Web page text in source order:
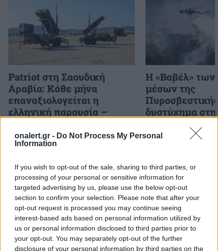
onalert.gr - Do Not Process My Personal
Information
If you wish to opt-out of the sale, sharing to third parties, or
processing of your personal or sensitive information for
targeted advertising by us, please use the below opt-out
section to confirm your selection. Please note that after your
opt-out request is processed you may continue seeing
interest-based ads based on personal information utilized by
us or personal information disclosed to third parties prior to
your opt-out. You may separately opt-out of the further
disclosure of your personal information by third parties on the
Patriot στη Σαουδική
Αραβία: Κάθε μήνα
επαναξιολογείται η
ελληνική παρουσία –
Ριάντ
H «Βαβέλ»
μέσων της
δυστύχημα
μοντέλο
ΔΙΑΦΗΜΙΣΗ